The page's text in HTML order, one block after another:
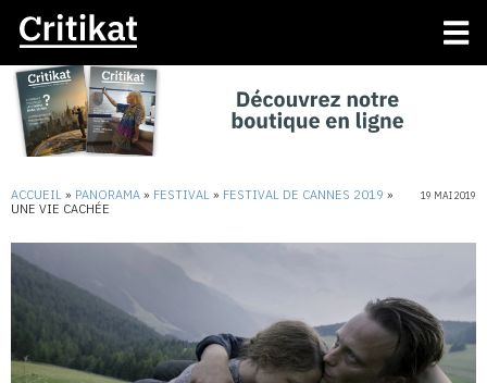
ACCUEIL » PANORAMA » FESTIVAL » FESTIVAL DE CANNES 2019 »
UNE VIE CACHÉE
19 MAI 2019